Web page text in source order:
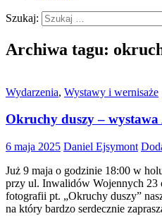
Szukaj:
Archiwa tagu:
Wydarzenia, Wystawy i wernisaże
Okruchy duszy –
6 maja 2025 Daniel Ejsymont
Już 9 maja o godzinie 18:00 w
przy ul. Inwalidów Wojennych 23
fotografii pt. „Okruchy duszy”
na który bardzo serdecznie